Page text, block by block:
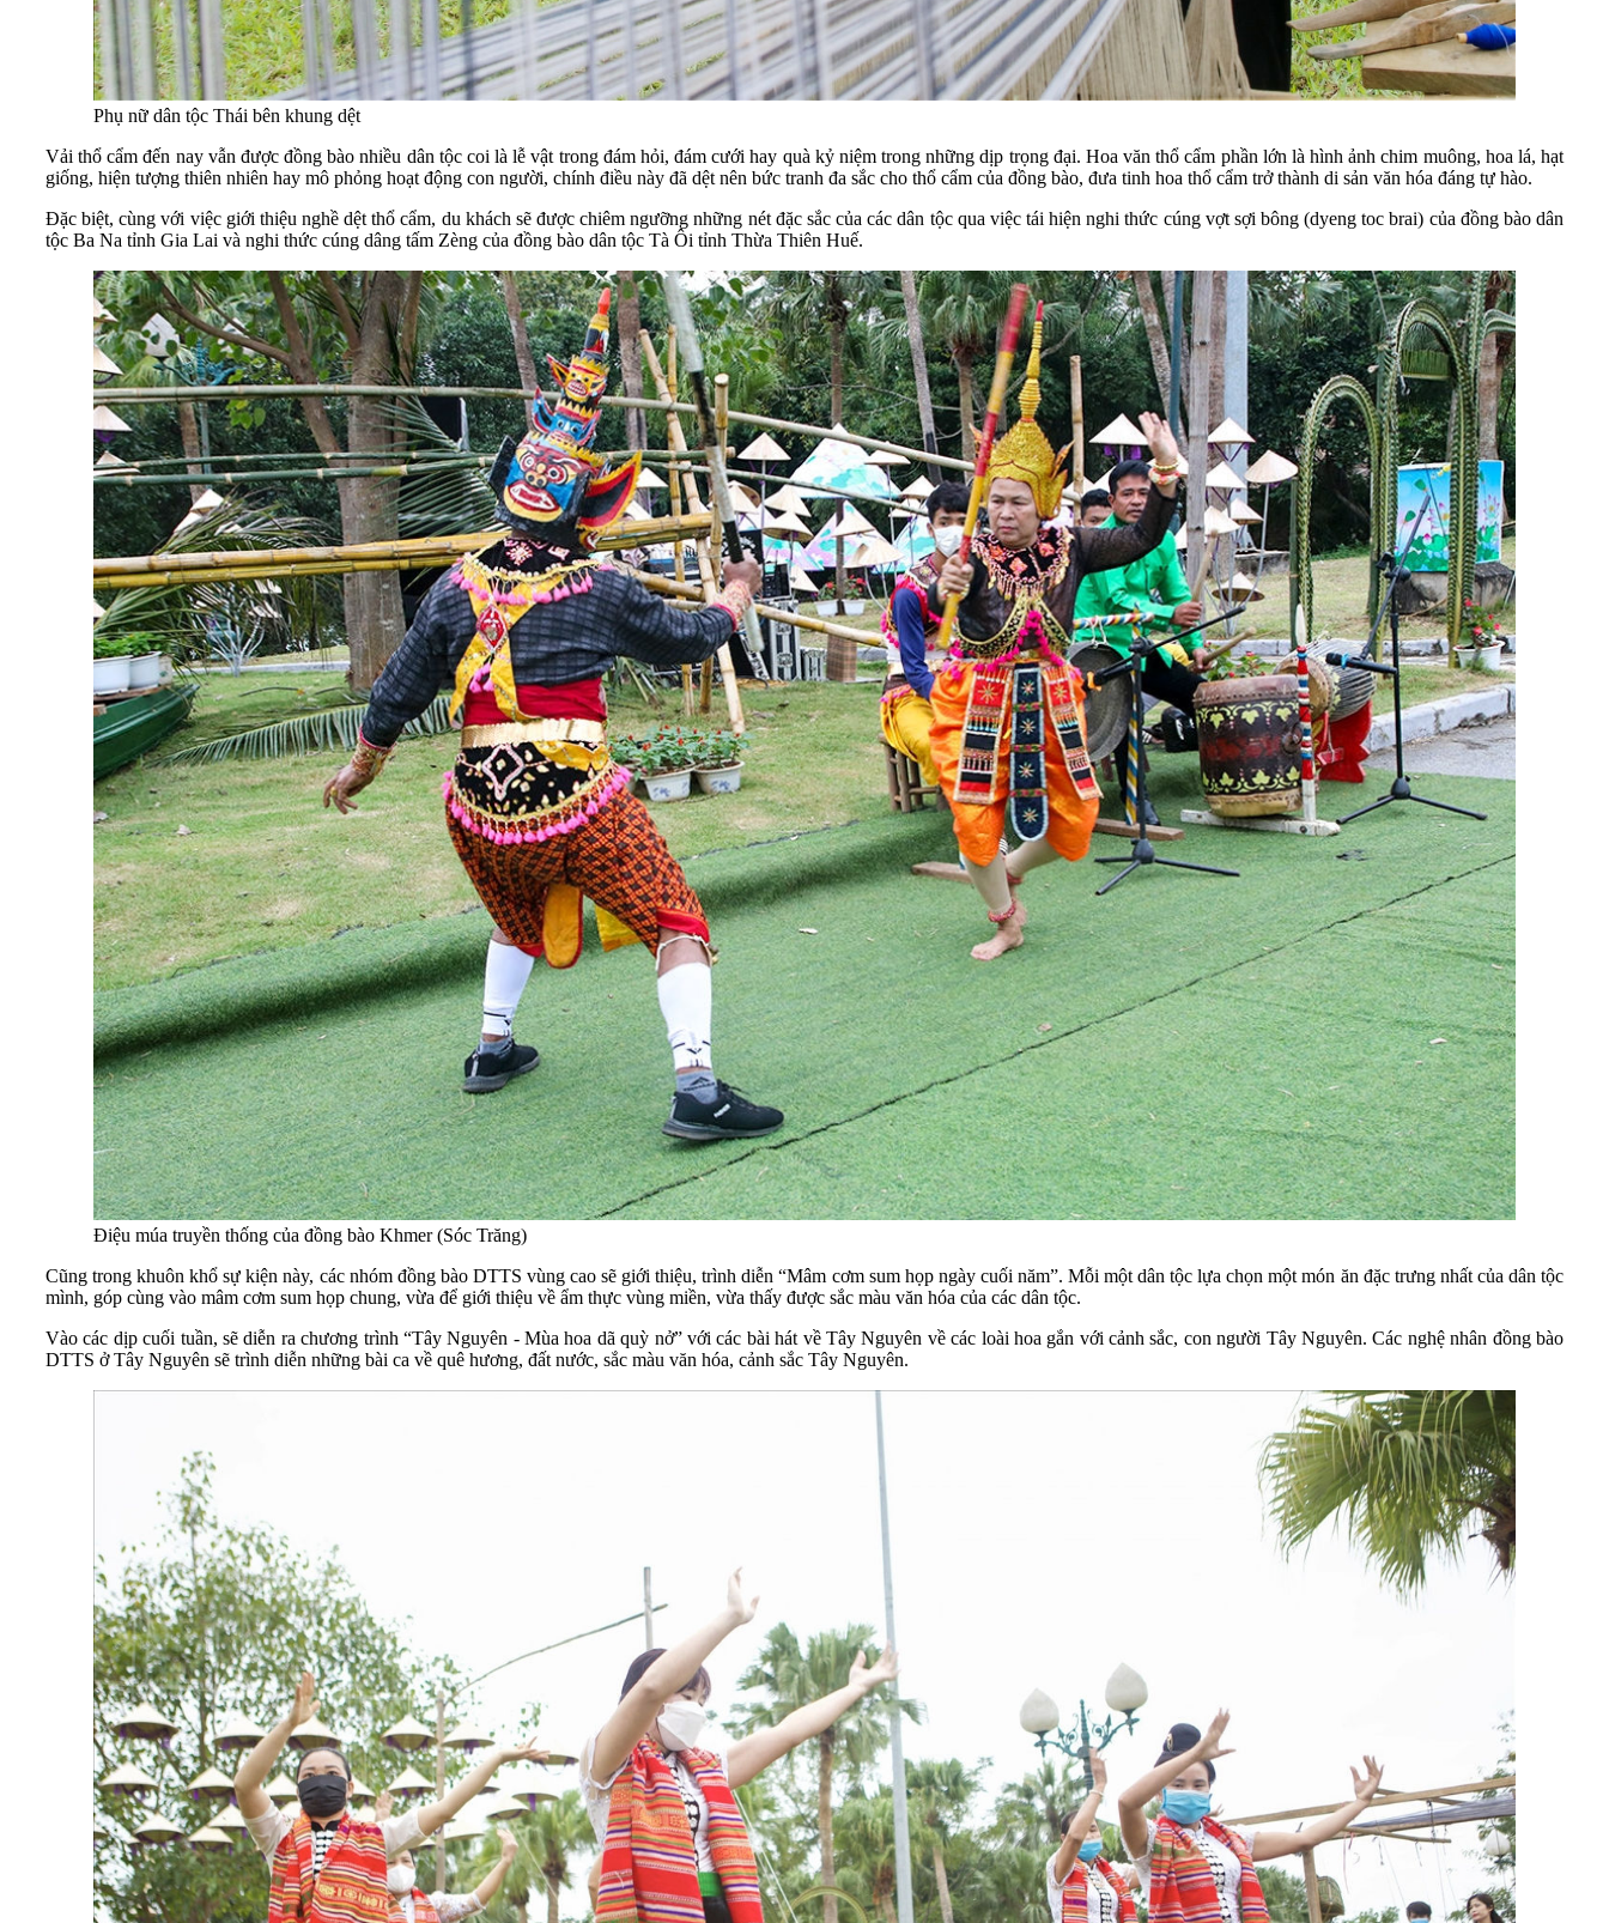
Phụ nữ dân tộc Thái bên khung dệt
Vải thổ cẩm đến nay vẫn được đồng bào nhiều dân tộc coi là lễ vật trong đám hỏi, đám cưới hay quà kỷ niệm trong những dịp trọng đại. Hoa văn thổ cẩm phần lớn là hình ảnh chim muông, hoa lá, hạt
giống, hiện tượng thiên nhiên hay mô phỏng hoạt động con người, chính điều này đã dệt nên bức tranh đa sắc cho thổ cẩm của đồng bào, đưa tinh hoa thổ cẩm trở thành di sản văn hóa đáng tự hào.
Đặc biệt, cùng với việc giới thiệu nghề dệt thổ cẩm, du khách sẽ được chiêm ngưỡng những nét đặc sắc của các dân tộc qua việc tái hiện nghi thức cúng vợt sợi bông (dyeng toc brai) của đồng bào dân
tộc Ba Na tỉnh Gia Lai và nghi thức cúng dâng tấm Zèng của đồng bào dân tộc Tà Ôi tỉnh Thừa Thiên Huế.
Điệu múa truyền thống của đồng bào Khmer (Sóc Trăng)
Cũng trong khuôn khổ sự kiện này, các nhóm đồng bào DTTS vùng cao sẽ giới thiệu, trình diễn “Mâm cơm sum họp ngày cuối năm”. Mỗi một dân tộc lựa chọn một món ăn đặc trưng nhất của dân tộc
mình, góp cùng vào mâm cơm sum họp chung, vừa để giới thiệu về ẩm thực vùng miền, vừa thấy được sắc màu văn hóa của các dân tộc.
Vào các dịp cuối tuần, sẽ diễn ra chương trình “Tây Nguyên - Mùa hoa dã quỳ nở” với các bài hát về Tây Nguyên về các loài hoa gắn với cảnh sắc, con người Tây Nguyên. Các nghệ nhân đồng bào
DTTS ở Tây Nguyên sẽ trình diễn những bài ca về quê hương, đất nước, sắc màu văn hóa, cảnh sắc Tây Nguyên.